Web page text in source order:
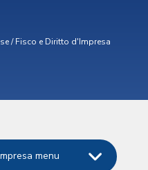
/Fisco e Diritto d'Impresa
menu